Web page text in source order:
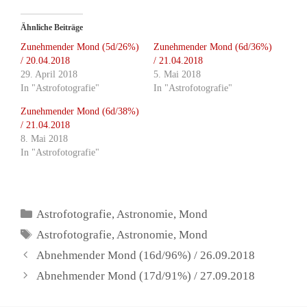
Ähnliche Beiträge
Zunehmender Mond (5d/26%)
/ 20.04.2018
29. April 2018
In "Astrofotografie"
Zunehmender Mond (6d/36%)
/ 21.04.2018
5. Mai 2018
In "Astrofotografie"
Zunehmender Mond (6d/38%)
/ 21.04.2018
8. Mai 2018
In "Astrofotografie"
Kategorien
Astrofotografie,Astronomie,Mond
Schlagwörter
Astrofotografie,Astronomie,Mond
Abnehmender Mond (16d/96%) / 26.09.2018
Abnehmender Mond (17d/91%) / 27.09.2018